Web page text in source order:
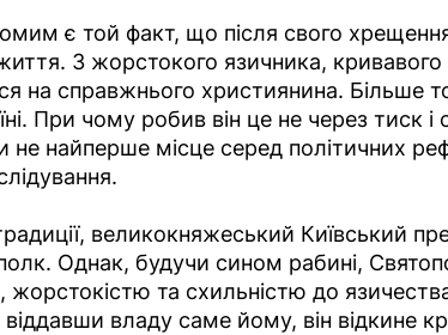
є той факт, що після свого
З жорстокого язичника, кривавого
на справжнього християнина. Більше
При чому робив він це не через тиск
найперше місце серед політичних
великокняжеський Київський
Однак, будучи сином рабині,
жорстокістю та схильністю до
владу саме йому, він відкине